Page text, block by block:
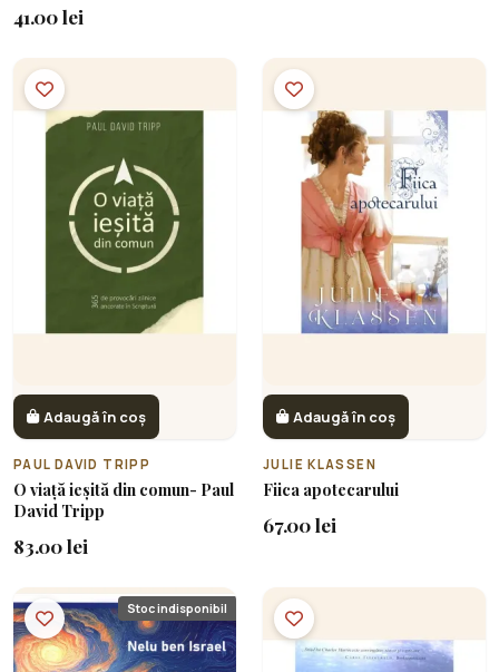
care contează
41.00 lei
Adaugă în coș
PAUL DAVID TRIPP
O viață ieșită din comun- Paul
David Tripp
83.00 lei
Adaugă în coș
JULIE KLASSEN
Fiica apotecarului
67.00 lei
Stoc indisponibil